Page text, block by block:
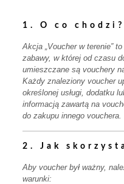
1. O co chodzi?
Akcja „Voucher w terenie”
zabawy, w której od czasu
umieszczane są vouchery
Każdy znaleziony voucher
określonej usługi, dodatku
informacją zawartą na
do zakupu innego vouchera.
2. Jak
Aby voucher był ważny,
warunki: